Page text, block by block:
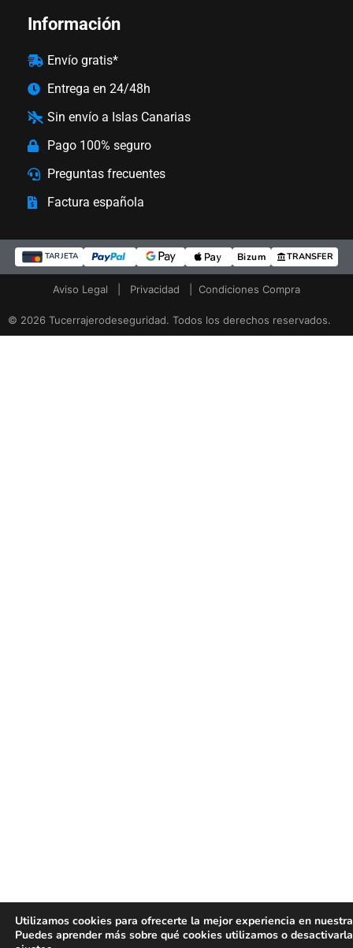
Información
Envío gratis*
Entrega en 24/48h
Sin envío a Islas Canarias
Pago 100% seguro
Preguntas frecuentes
Factura española
TARJETA Bizum TRANSFER
Aviso Legal Privacidad Condiciones Compra
© 2026 Tucerrajerodeseguridad. Todos los derechos reservados.
Utilizamos cookies para ofrecerte la mejor experiencia en
Puedes aprender más sobre qué cookies utilizamos o